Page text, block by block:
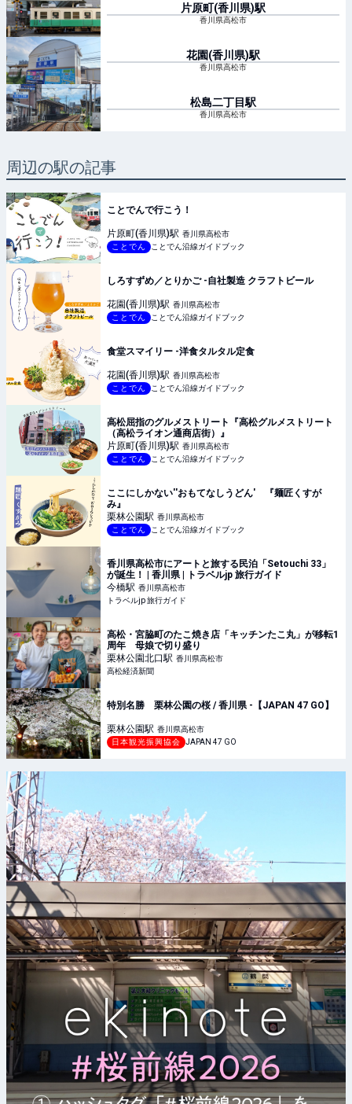
片原町(香川県)駅
香川県高松市
花園(香川県)駅
香川県高松市
松島二丁目駅
香川県高松市
周辺の駅の記事
ことでんで行こう！
片原町(香川県)駅 香川県高松市
ことでん
ことでん沿線ガイドブック
しろすずめ／とりかご -自社製造 クラフトビール
花園(香川県)駅 香川県高松市
ことでん
ことでん沿線ガイドブック
食堂スマイリー -洋食タルタル定食
花園(香川県)駅 香川県高松市
ことでん
ことでん沿線ガイドブック
高松屈指のグルメストリート『高松グルメストリート
（高松ライオン通商店街）』
片原町(香川県)駅 香川県高松市
ことでん
ことでん沿線ガイドブック
ここにしかない''おもてなしうどん' 『麺匠くすが
み』
栗林公園駅 香川県高松市
ことでん
ことでん沿線ガイドブック
香川県高松市にアートと旅する民泊「Setouchi 33」
が誕生！ | 香川県 | トラベルjp 旅行ガイド
今橋駅 香川県高松市
トラベルjp 旅行ガイド
高松・宮脇町のたこ焼き店「キッチンたこ丸」が移転1
周年 母娘で切り盛り
栗林公園北口駅 香川県高松市
高松経済新聞
特別名勝 栗林公園の桜 / 香川県 -【JAPAN 47 GO】
栗林公園駅 香川県高松市
日本観光振興協会
JAPAN 47 GO